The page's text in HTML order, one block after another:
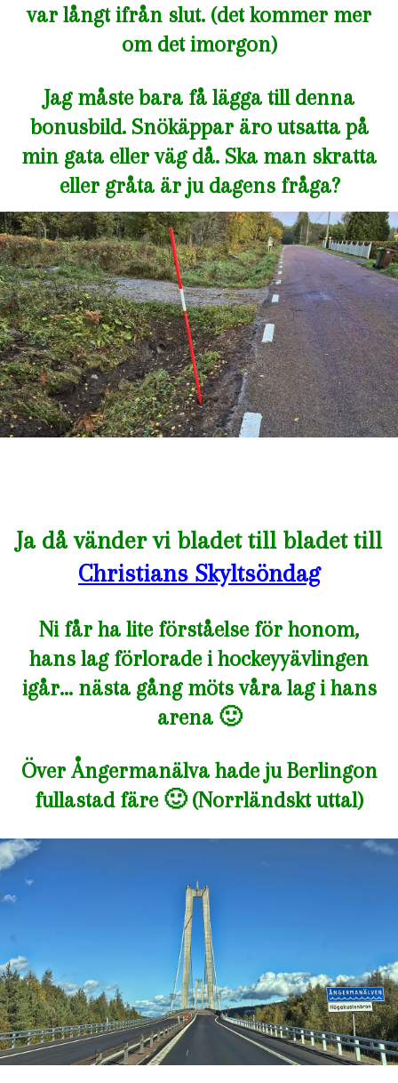
var långt ifrån slut. (det kommer mer
om det imorgon)
Jag måste bara få lägga till denna
bonusbild. Snökäppar äro utsatta på
min gata eller väg då. Ska man skratta
eller gråta är ju dagens fråga?
Ja då vänder vi bladet till bladet till
Christians Skyltsöndag
Ni får ha lite förståelse för honom,
hans lag förlorade i hockeyyävlingen
igår… nästa gång möts våra lag i hans
arena 🙂
Över Ångermanälva hade ju Berlingon
fullastad färe 🙂 (Norrländskt uttal)